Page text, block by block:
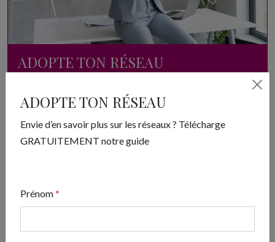
ADOPTE TON RÉSEAU
Envie d’en savoir plus sur les réseaux ? Télécharge
GRATUITEMENT notre guide
Prénom*
ADOPTE TON RÉSEAU
GRATUITEMENT notre guide
Articles les plus lus